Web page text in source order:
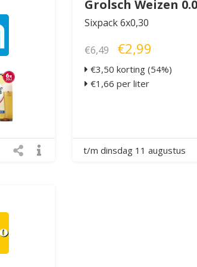
Grolsch Weizen
Sixpack 6x0,30
€6,49 €2,99
€3,50 korting (54%)
€1,66 per liter
t/m dinsdag 11 augustus